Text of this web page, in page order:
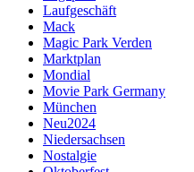
Laufgeschäft
Mack
Magic Park Verden
Marktplan
Mondial
Movie Park Germany
München
Neu2024
Niedersachsen
Nostalgie